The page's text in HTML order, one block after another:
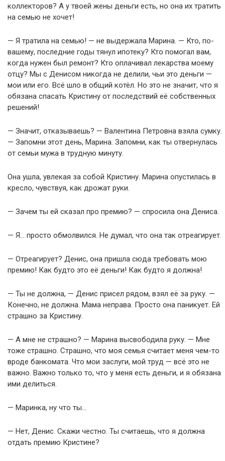
коллекторов? А у твоей жены деньги есть, но она их тратить
на семью не хочет!
— Я тратила на семью! — не выдержала Марина. — Кто, по-
вашему, последние годы тянул ипотеку? Кто помогал вам,
когда нужен был ремонт? Кто оплачивал лекарства моему
отцу? Мы с Денисом никогда не делили, чьи это деньги —
мои или его. Всё шло в общий котёл. Но это не значит, что я
обязана спасать Кристину от последствий её собственных
решений!
— Значит, отказываешь? — Валентина Петровна взяла сумку.
— Запомни этот день, Марина. Запомни, как ты отвернулась
от семьи мужа в трудную минуту.
Она ушла, увлекая за собой Кристину. Марина опустилась в
кресло, чувствуя, как дрожат руки.
— Зачем ты ей сказал про премию? — спросила она Дениса.
— Я… просто обмолвился. Не думал, что она так отреагирует.
— Отреагирует? Денис, она пришла сюда требовать мою
премию! Как будто это её деньги! Как будто я должна!
— Ты не должна, — Денис присел рядом, взял её за руку. —
Конечно, не должна. Мама неправа. Просто она паникует. Ей
страшно за Кристину.
— А мне не страшно? — Марина высвободила руку. — Мне
тоже страшно. Страшно, что моя семья считает меня чем-то
вроде банкомата. Что мои заслуги, мой труд — всё это не
важно. Важно только то, что у меня есть деньги, и я обязана
ими делиться.
— Маринка, ну что ты…
— Нет, Денис. Скажи честно. Ты считаешь, что я должна
отдать премию Кристине?